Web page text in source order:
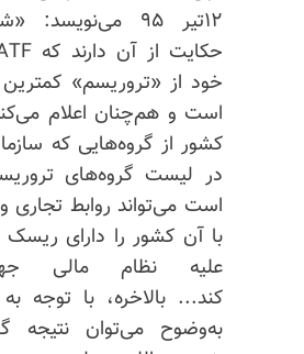
۱۲تیر ۹۵
خود از «تروریسم» کمترین
است و هم‌چنان اعلام
کشور از گروه‌هایی که
در لیست گروه‌های
است می‌تواند روابط تجاری
با آن کشور را دارای ریسک
علیه نظام مالی
کند... بالاخره، با توجه به
به‌وضوح می‌توان نتیجه